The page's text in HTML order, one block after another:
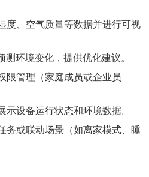
度、空气质量等数据并进行可视
环境变化，提供优化建议。
限管理（家庭成员或企业员
设备运行状态和环境数据。
务或联动场景（如离家模式、睡